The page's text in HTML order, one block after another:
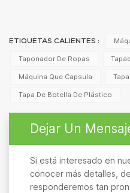
ETIQUETAS CALIENTES :
Taponador De Ropas
Máquina Que Capsula
Tapa De Botella De Plástico
Dejar Un
Si está interesado en
conocer más detalles,
responderemos tan